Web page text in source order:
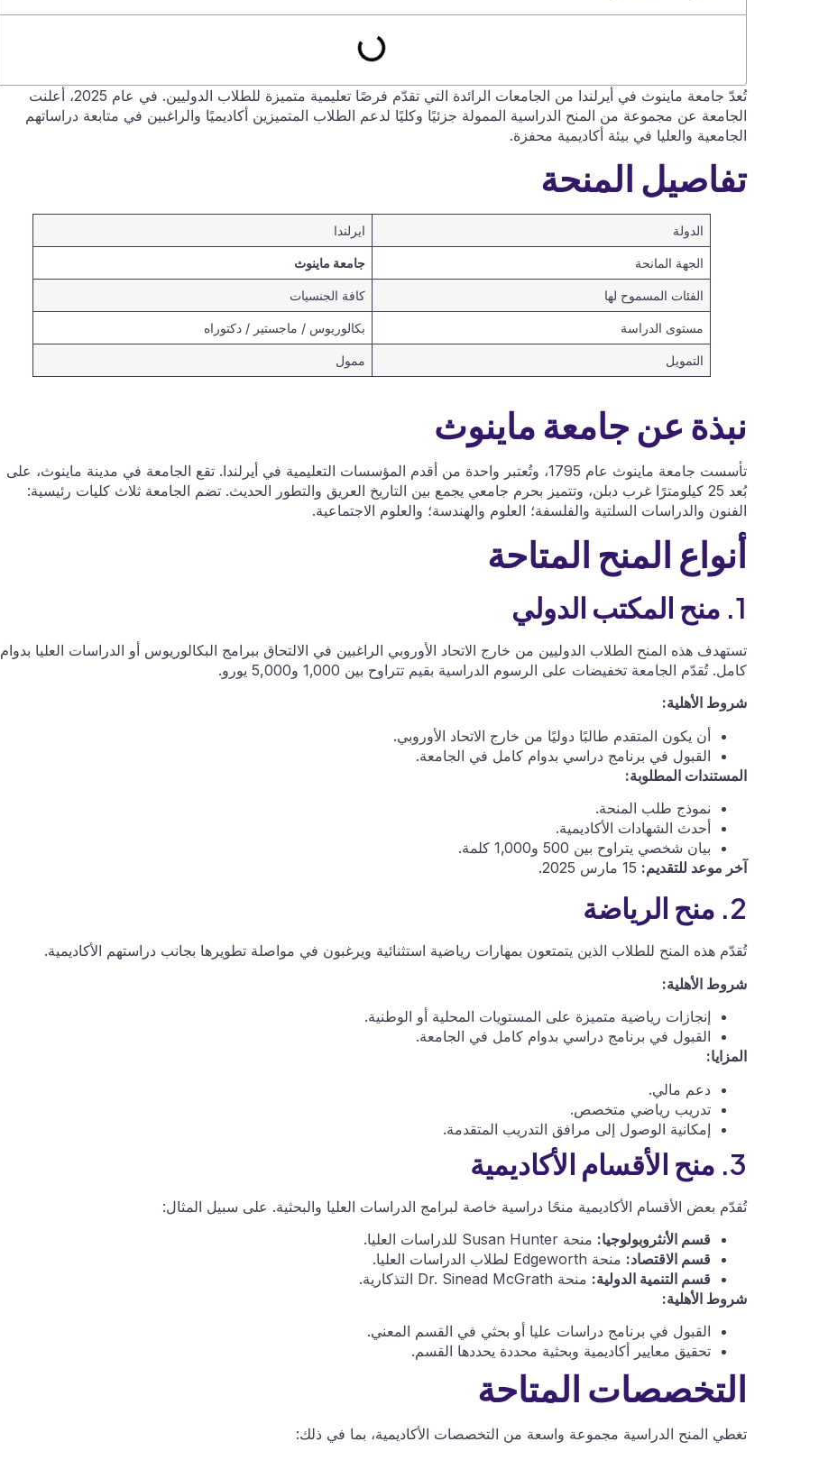
تُعدّ جامعة ماينوث في أيرلندا من الجامعات الرائدة التي تقدّم فرصًا تعليمية متميزة للطلاب الدوليين. في عام 2025، أعلنت
الجامعة عن مجموعة من المنح الدراسية الممولة جزئيًا وكليًا لدعم الطلاب المتميزين أكاديميًا والراغبين في متابعة دراساتهم
الجامعية والعليا في بيئة أكاديمية محفزة.
تفاصيل المنحة
الدولة ايرلندا
الجهة المانحة جامعة ماينوث
الفئات المسموح لها كافة الجنسيات
مستوى الدراسة بكالوريوس / ماجستير / دكتوراه
التمويل ممول
نبذة عن جامعة ماينوث
تأسست جامعة ماينوث عام 1795، وتُعتبر واحدة من أقدم المؤسسات التعليمية في أيرلندا. تقع الجامعة في مدينة ماينوث، على
بُعد 25 كيلومترًا غرب دبلن، وتتميز بحرم جامعي يجمع بين التاريخ العريق والتطور الحديث. تضم الجامعة ثلاث كليات رئيسية:
الفنون والدراسات السلتية والفلسفة؛ العلوم والهندسة؛ والعلوم الاجتماعية.
أنواع المنح المتاحة
1. منح المكتب الدولي
تستهدف هذه المنح الطلاب الدوليين من خارج الاتحاد الأوروبي الراغبين في الالتحاق ببرامج البكالوريوس أو الدراسات العليا بدوام
كامل. تُقدّم الجامعة تخفيضات على الرسوم الدراسية بقيم تتراوح بين 1,000 و5,000 يورو.
شروط الأهلية:
أن يكون المتقدم طالبًا دوليًا من خارج الاتحاد الأوروبي.
القبول في برنامج دراسي بدوام كامل في الجامعة.
المستندات المطلوبة:
نموذج طلب المنحة.
أحدث الشهادات الأكاديمية.
بيان شخصي يتراوح بين 500 و1,000 كلمة.
آخر موعد للتقديم:
2. منح الرياضة
تُقدّم هذه المنح للطلاب الذين يتمتعون بمهارات رياضية استثنائية ويرغبون في مواصلة تطويرها بجانب دراستهم الأكاديمية.
شروط الأهلية:
إنجازات رياضية متميزة على المستويات المحلية أو الوطنية.
القبول في برنامج دراسي بدوام كامل في الجامعة.
المزايا:
دعم مالي.
تدريب رياضي متخصص.
إمكانية الوصول إلى مرافق التدريب المتقدمة.
3. منح الأقسام الأكاديمية
تُقدّم بعض الأقسام الأكاديمية منحًا دراسية خاصة لبرامج الدراسات العليا والبحثية. على سبيل المثال:
قسم الأنثروبولوجيا: منحة Susan Hunter للدراسات العليا.
قسم الاقتصاد: منحة Edgeworth لطلاب الدراسات العليا.
قسم التنمية الدولية: منحة Dr. Sinead McGrath التذكارية.
شروط الأهلية:
القبول في برنامج دراسات عليا أو بحثي في القسم المعني.
تحقيق معايير أكاديمية وبحثية محددة يحددها القسم.
التخصصات المتاحة
تغطي المنح الدراسية مجموعة واسعة من التخصصات الأكاديمية، بما في ذلك: